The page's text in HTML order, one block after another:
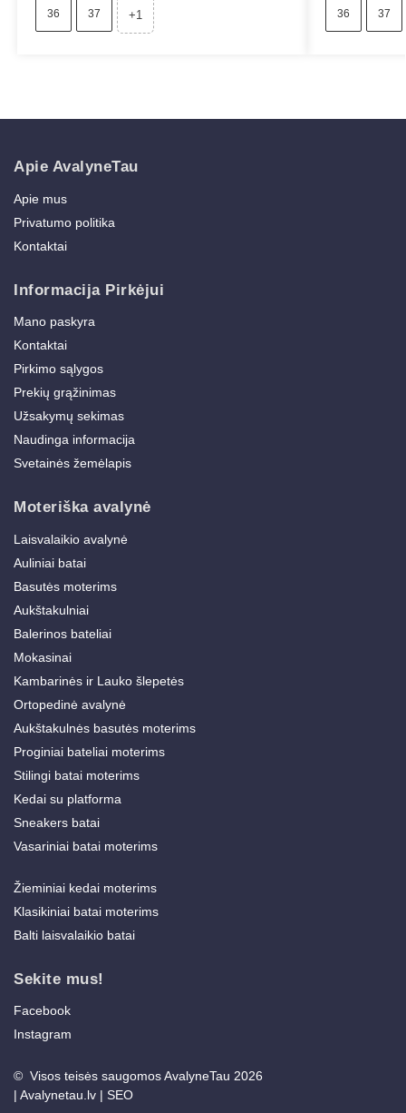
36 37 +1 36 37
Apie AvalyneTau
Apie mus
Privatumo politika
Kontaktai
Informacija Pirkėjui
Mano paskyra
Kontaktai
Pirkimo sąlygos
Prekių grąžinimas
Užsakymų sekimas
Naudinga informacija
Svetainės žemėlapis
Moteriška avalynė
Laisvalaikio avalynė
Auliniai batai
Basutės moterims
Aukštakulniai
Balerinos bateliai
Mokasinai
Kambarinės ir Lauko šlepetės
Ortopedinė avalynė
Aukštakulnės basutės moterims
Proginiai bateliai moterims
Stilingi batai moterims
Kedai su platforma
Sneakers batai
Vasariniai batai moterims
Žieminiai kedai moterims
Klasikiniai batai moterims
Balti laisvalaikio batai
Sekite mus!
Facebook
Instagram
© Visos teisės saugomos AvalyneTau 2026
| Avalynetau.lv | SEO